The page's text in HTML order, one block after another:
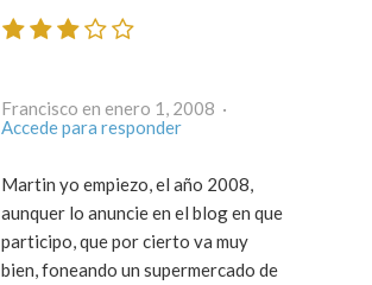
Francisco en enero 1, 2008 ·
Accede para responder
Martin yo empiezo, el año 2008,
aunquer lo anuncie en el blog en que
participo, que por cierto va muy
bien, foneando un supermercado de